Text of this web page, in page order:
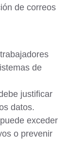
de correos
de
justificar
datos.
exceder
o prevenir